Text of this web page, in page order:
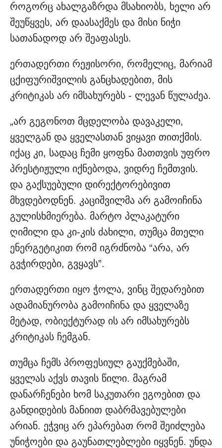
როგორც ახალგაზრდა მსახიობს, ხელი არ
შეუწყვეს, არ დაასაქმეს და მისი ნიჭი
სათანადოდ არ შეაფასეს.
ერთადერთი რეჟისორი, რომელიც, მარიამ
ცქიფურიშვილის განცხადებით, მის
კრიტიკას არ იმსახურებს - ლევან წულაძეა.
„არ გეგონოთ მცდელობა დავაკელი,
ყველგან და ყველასთან ვიყავი თითქმის.
იქაც კი, სადაც ჩემი ყოფნა მათთვის უფრო
პრესტიჟული იქნებოდა, ვიდრე ჩემთვის.
და გაქსუებული დირექტორებივით
მხვდებოდნენ. კაციშვილმა არ გამოიჩინა
გულისხმიერება. მარტო პლაკატური
ღიმილი და კი-კის ძახილი, თუმცა მთელი
ენერგეტიკით რომ იგრძნობა “არა, არ
გვჭირდები, გვყავს”.
ერთადერთი იყო ჭოლა, ვინც შედარებით
ადამიანურობა გამოიჩინა და ყველაზე
მეტად, ობიექტურად ის არ იმსახურებს
კრიტიკას ჩემგან.
თუმცა ჩემს პროფესიულ გაუქმებაში,
ყველას აქვს თავის წილი. მაგრამ
დანარჩენები ხომ საკუთარი ეგოებით და
განდიდების მანიით დაბრმავებულები
არიან. ეჭვიც არ ეპარებათ რომ შეიძლება
უნიჭოები და გაუნათლებლები იყვნენ. უნდა